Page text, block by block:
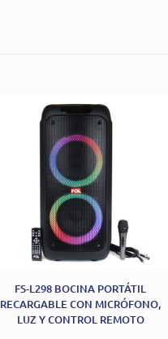
FS-L298 BOCINA PORTÁTIL
RECARGABLE CON MICRÓFONO,
LUZ Y CONTROL REMOTO